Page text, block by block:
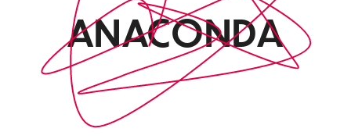
ANACONDA